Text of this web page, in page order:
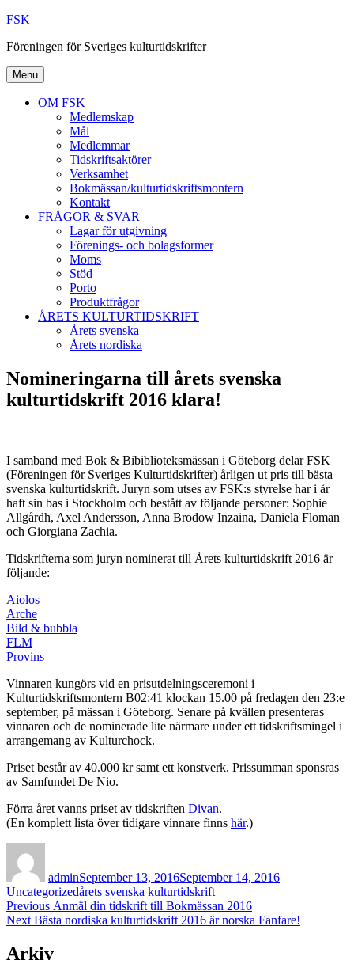
Skip
content
FSK
Föreningen för Sveriges kulturtidskrifter
Menu
OM FSK
Medlemskap
Mål
Medlemmar
Tidskriftsaktörer
Verksamhet
Bokmässan/kulturtidskriftsmontern
Kontakt
FRÅGOR & SVAR
Lagar för utgivning
Förenings- och bolagsformer
Moms
Stöd
Porto
Produktfrågor
ÅRETS KULTURTIDSKRIFT
Årets svenska
Årets nordiska
Nomineringarna till årets svenska
kulturtidskrift 2016 klara!
I samband med Bok & Bibiblioteksmässan i Göteborg delar FSK
(Föreningen för Sveriges Kulturtidskrifter) årligen ut pris till bästa
svenska kulturtidskrift. Juryn som utses av FSK:s styrelse har i år
haft sin bas i Stockholm och bestått av följande personer: Sophie
Allgårdh, Axel Andersson, Anna Brodow Inzaina, Daniela Floman
och Giorgiana Zachia.
Tidskrifterna som juryn nominerat till Årets kulturtidskrift 2016 är
följande:
Aiolos
Arche
Bild & bubbla
FLM
Provins
Vinnaren kungörs vid en prisutdelningsceremoni i
Kulturtidskriftsmontern B02:41 klockan 15.00 på fredagen den 23:e
september, på mässan i Göteborg. Senare på kvällen presenteras
vinnaren och de nominerade lite närmare under ett tidskriftsmingel i
arrangemang av Kulturchock.
Priset består av 40.000 kr samt ett konstverk. Prissumman sponsras
av Samfundet De Nio.
Förra året vanns priset av tidskriften Divan.
(En komplett lista över tidigare vinnare finns här.)
adminSeptember 13, 2016September 14, 2016
UncategorizedTags
årets svenska kulturtidskrift
Post
navigation
Previous Previous
post:
Anmäl din tidskrift till Bokmässan 2016
Next Next
Bästa nordiska kulturtidskrift 2016 är norska Fanfare!
Arkiv